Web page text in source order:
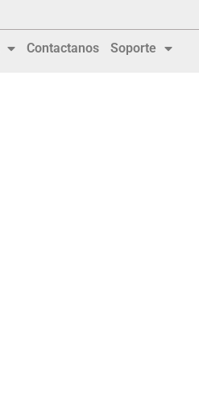
Contactanos Soporte